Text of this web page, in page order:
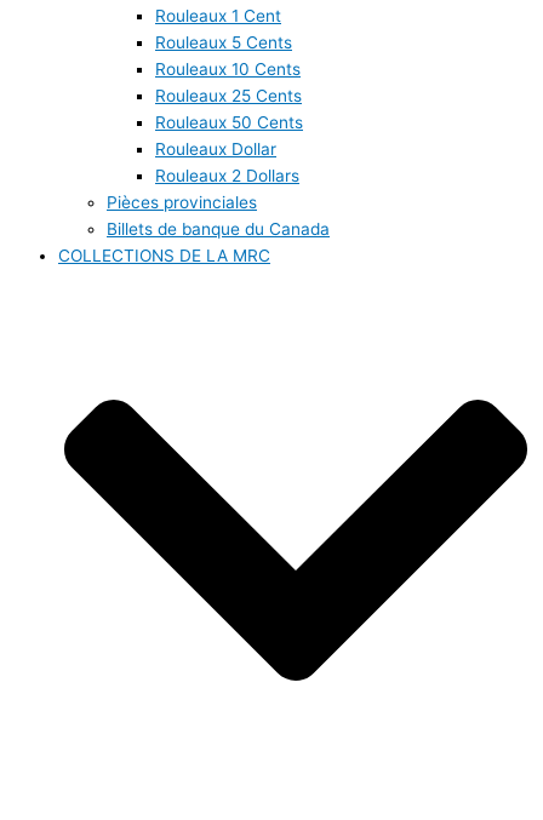
Rouleaux 1 Cent
Rouleaux 5 Cents
Rouleaux 10 Cents
Rouleaux 25 Cents
Rouleaux 50 Cents
Rouleaux Dollar
Rouleaux 2 Dollars
Pièces provinciales
Billets de banque du Canada
COLLECTIONS DE LA MRC